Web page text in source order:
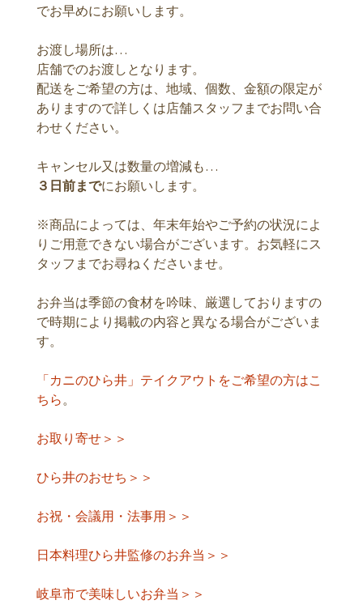
でお早めにお願いします。
お渡し場所は…
店舗でのお渡しとなります。
配送をご希望の方は、地域、個数、金額の限定が
ありますので詳しくは店舗スタッフまでお問い合
わせください。
キャンセル又は数量の増減も…
３日前までにお願いします。
※商品によっては、年末年始やご予約の状況によ
りご用意できない場合がございます。お気軽にス
タッフまでお尋ねくださいませ。
お弁当は季節の食材を吟味、厳選しておりますの
で時期により掲載の内容と異なる場合がございま
す。
「カニのひら井」テイクアウトをご希望の方はこ
ちら 。
お取り寄せ＞＞
ひら井のおせち＞＞
お祝・会議用・法事用＞＞
日本料理ひら井監修のお弁当＞＞
岐阜市で美味しいお弁当＞＞